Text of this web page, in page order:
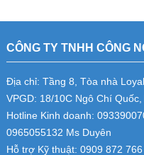
CÔNG TY TNHH CÔNG
Địa chỉ: Tầng 8, Tòa nhà
VPGD: 18/10C Ngô Chí
Hotline Kinh doanh:
0965055132 Ms Duyên
Hỗ trợ Kỹ thuật: 0909 872